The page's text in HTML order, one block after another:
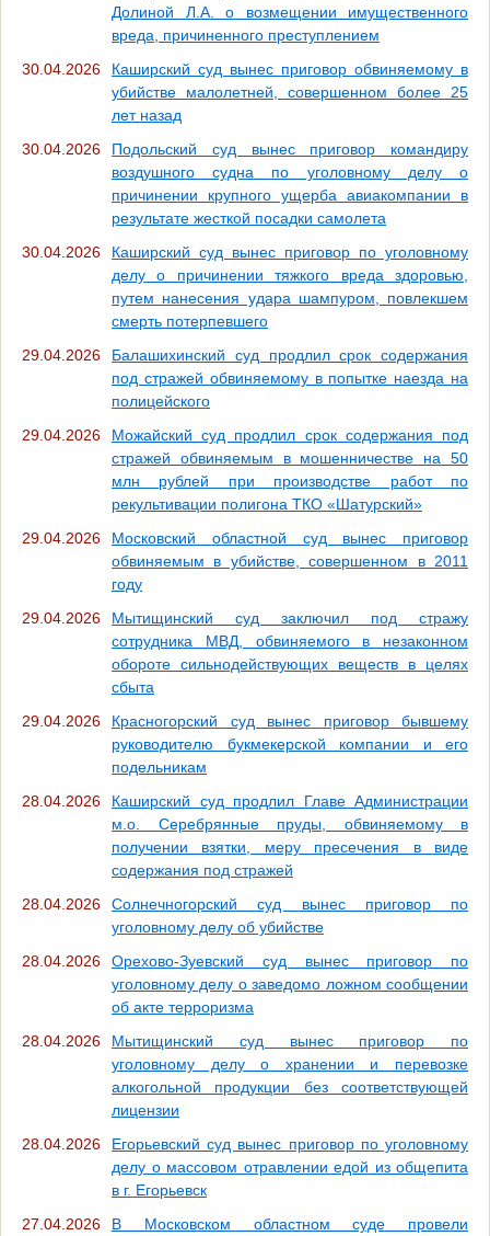
Долиной Л.А. о возмещении имущественного
вреда, причиненного преступлением
30.04.2026
Каширский суд вынес приговор обвиняемому в
убийстве малолетней, совершенном более 25
лет назад
30.04.2026
Подольский суд вынес приговор командиру
воздушного судна по уголовному делу о
причинении крупного ущерба авиакомпании в
результате жесткой посадки самолета
30.04.2026
Каширский суд вынес приговор по уголовному
делу о причинении тяжкого вреда здоровью,
путем нанесения удара шампуром, повлекшем
смерть потерпевшего
29.04.2026
Балашихинский суд продлил срок содержания
под стражей обвиняемому в попытке наезда на
полицейского
29.04.2026
Можайский суд продлил срок содержания под
стражей обвиняемым в мошенничестве на 50
млн рублей при производстве работ по
рекультивации полигона ТКО «Шатурский»
29.04.2026
Московский областной суд вынес приговор
обвиняемым в убийстве, совершенном в 2011
году
29.04.2026
Мытищинский суд заключил под стражу
сотрудника МВД, обвиняемого в незаконном
обороте сильнодействующих веществ в целях
сбыта
29.04.2026
Красногорский суд вынес приговор бывшему
руководителю букмекерской компании и его
подельникам
28.04.2026
Каширский суд продлил Главе Администрации
м.о. Серебрянные пруды, обвиняемому в
получении взятки, меру пресечения в виде
содержания под стражей
28.04.2026
Солнечногорский суд вынес приговор по
уголовному делу об убийстве
28.04.2026
Орехово-Зуевский суд вынес приговор по
уголовному делу о заведомо ложном сообщении
об акте терроризма
28.04.2026
Мытищинский суд вынес приговор по
уголовному делу о хранении и перевозке
алкогольной продукции без соответствующей
лицензии
28.04.2026
Егорьевский суд вынес приговор по уголовному
делу о массовом отравлении едой из общепита
в г. Егорьевск
27.04.2026
В Московском областном суде провели